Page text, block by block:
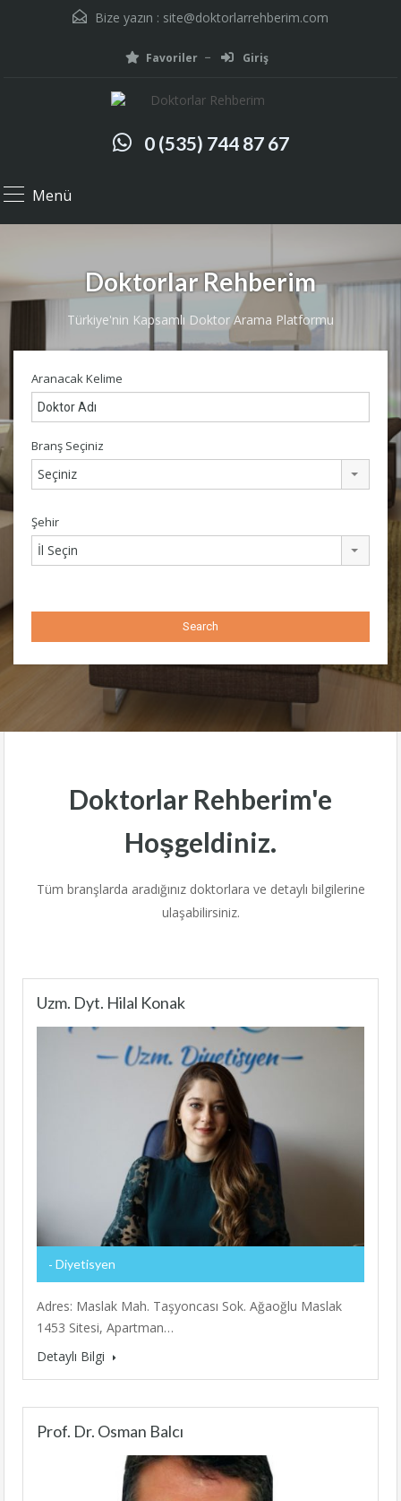
Bize yazın : site@doktorlarrehberim.com
Favoriler Giriş
0 (535) 744 87 67
Menü
Doktorlar Rehberim
Türkiye'nin Kapsamlı Doktor Arama Platformu
Aranacak Kelime
Branş Seçiniz
Seçiniz
Şehir
İl Seçin
Doktorlar Rehberim'e
Hoşgeldiniz.
Tüm branşlarda aradığınız doktorlara ve detaylı bilgilerine
ulaşabilirsiniz.
Uzm. Dyt. Hilal Konak
Diyetisyen
Adres: Maslak Mah. Taşyoncası Sok. Ağaoğlu Maslak
1453 Sitesi, Apartman…
Detaylı Bilgi
Prof. Dr. Osman Balcı